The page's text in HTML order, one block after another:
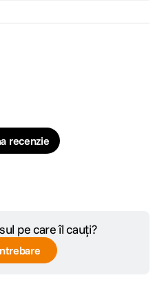
recenzie
pe care îl cauți?